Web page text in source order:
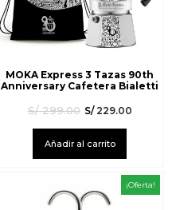
MOKA Express 3 Tazas 90th
Anniversary Cafetera Bialetti
S/299.00 S/229.00
Añadir al carrito
¡Oferta!